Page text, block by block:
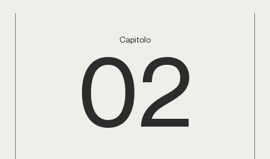
Capitolo
02